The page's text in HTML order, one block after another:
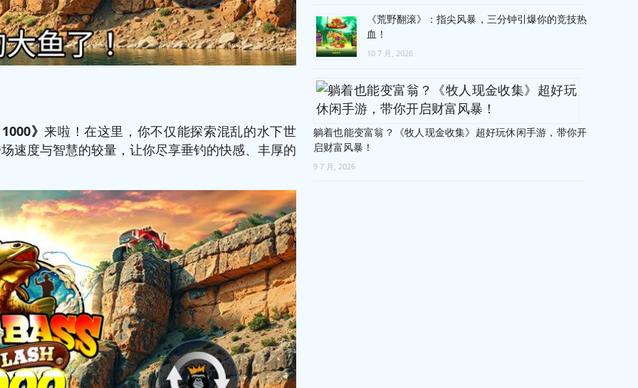
》来啦！在这里，你不仅能探索混乱的水下世
速度与智慧的较量，让你尽享垂钓的快感、丰厚的
《荒野翻滚》：指尖风暴，三分钟引爆你的竞技热
血！
10 7 月, 2026
躺着也能变富翁？《牧人现金收集》超好玩休闲手游，带你开
启财富风暴！
9 7 月, 2026